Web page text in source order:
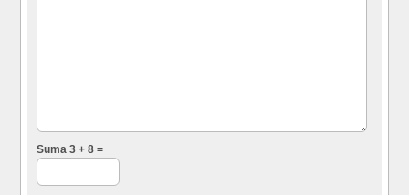
Suma 3 + 8 =